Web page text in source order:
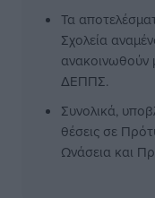
Τα
Σχολεία
ανακοινωθούν
ΔΕΠΠΣ.
Συνολικά,
θέσεις σε
Ωνάσεια και